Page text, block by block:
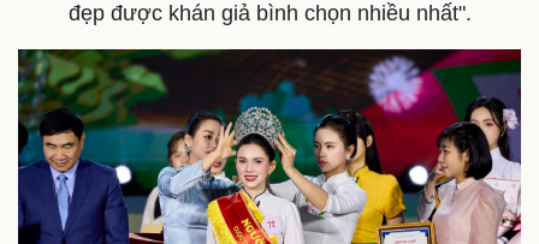
đẹp được khán giả bình chọn nhiều nhất".